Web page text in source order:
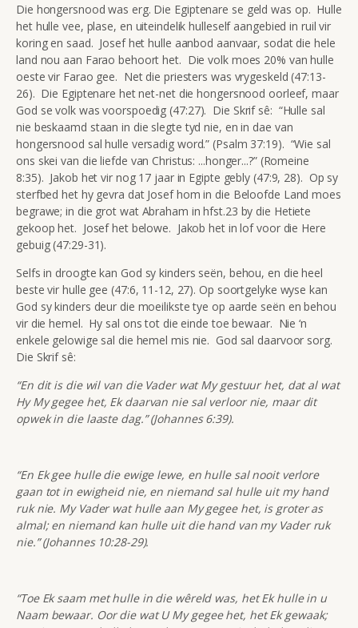
Die hongersnood was erg. Die Egiptenare se geld was op. Hulle
het hulle vee, plase, en uiteindelik hulleself aangebied in ruil vir
koring en saad. Josef het hulle aanbod aanvaar, sodat die hele
land nou aan Farao behoort het. Die volk moes 20% van hulle
oeste vir Farao gee. Net die priesters was vrygeskeld (47:13-
26). Die Egiptenare het net-net die hongersnood oorleef, maar
God se volk was voorspoedig (47:27). Die Skrif sê: “Hulle sal
nie beskaamd staan in die slegte tyd nie, en in dae van
hongersnood sal hulle versadig word.” (Psalm 37:19). “Wie sal
ons skei van die liefde van Christus: ...honger...?” (Romeine
8:35). Jakob het vir nog 17 jaar in Egipte gebly (47:9, 28). Op sy
sterfbed het hy gevra dat Josef hom in die Beloofde Land moes
begrawe; in die grot wat Abraham in hfst.23 by die Hetiete
gekoop het. Josef het belowe. Jakob het in lof voor die Here
gebuig (47:29-31).
Selfs in droogte kan God sy kinders seën, behou, en die heel
beste vir hulle gee (47:6, 11-12, 27). Op soortgelyke wyse kan
God sy kinders deur die moeilikste tye op aarde seën en behou
vir die hemel. Hy sal ons tot die einde toe bewaar. Nie ‘n
enkele gelowige sal die hemel mis nie. God sal daarvoor sorg.
Die Skrif sê:
“En dit is die wil van die Vader wat My gestuur het, dat al wat
Hy My gegee het, Ek daarvan nie sal verloor nie, maar dit
opwek in die laaste dag.” (Johannes 6:39).
“En Ek gee hulle die ewige lewe, en hulle sal nooit verlore
gaan tot in ewigheid nie, en niemand sal hulle uit my hand
ruk nie. My Vader wat hulle aan My gegee het, is groter as
almal; en niemand kan hulle uit die hand van my Vader ruk
nie.” (Johannes 10:28-29).
“Toe Ek saam met hulle in die wêreld was, het Ek hulle in u
Naam bewaar. Oor die wat U My gegee het, het Ek gewaak;